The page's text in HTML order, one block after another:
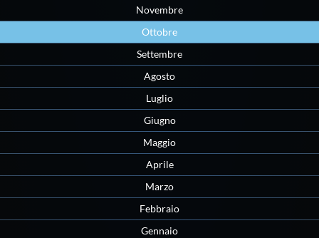
Novembre
Ottobre
Settembre
Agosto
Luglio
Giugno
Maggio
Aprile
Marzo
Febbraio
Gennaio